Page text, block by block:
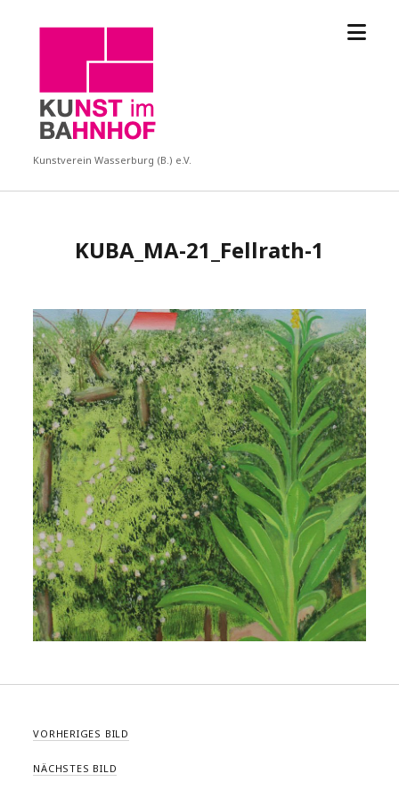
KUBA
Kunstverein Wasserburg (B.) e.V.
Menü
KUBA_MA-21_Fellrath-1
VORHERIGES BILD
NÄCHSTES BILD